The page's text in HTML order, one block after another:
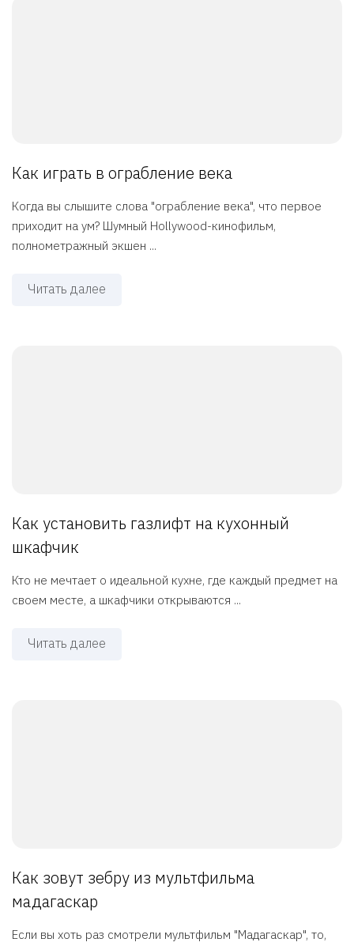
Как играть в ограбление века
Когда вы слышите слова "ограбление века", что первое
приходит на ум? Шумный Hollywood-кинофильм,
полнометражный экшен ...
Читать далее
Как установить газлифт на кухонный
шкафчик
Кто не мечтает о идеальной кухне, где каждый предмет на
своем месте, а шкафчики открываются ...
Читать далее
Как зовут зебру из мультфильма
мадагаскар
Если вы хоть раз смотрели мультфильм "Мадагаскар", то,